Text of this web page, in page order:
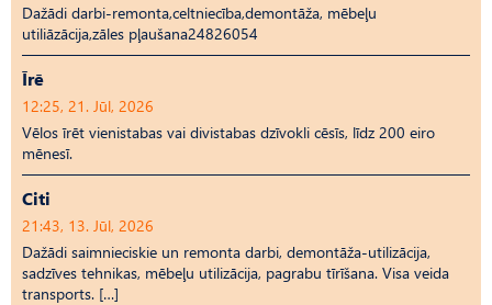
Dažādi darbi-remonta,celtniecība,demontāža, mēbeļu
utiliāzācija,zāles pļaušana24826054
Īrē
12:25, 21. Jūl, 2026
Vēlos īrēt vienistabas vai divistabas dzīvokli cēsīs, līdz 200 eiro
mēnesī.
Citi
21:43, 13. Jūl, 2026
Dažādi saimnieciskie un remonta darbi, demontāža-utilizācija,
sadzīves tehnikas, mēbeļu utilizācija, pagrabu tīrīšana. Visa veida
transports. […]